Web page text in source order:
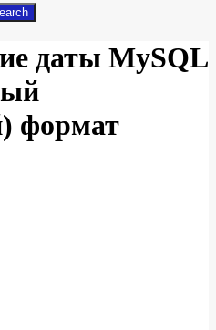
даты MySQL
формат